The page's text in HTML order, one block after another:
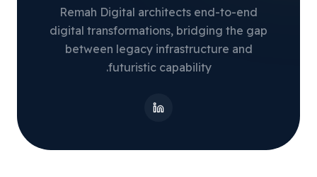
Remah Digital architects end-to-end
digital transformations, bridging the gap
between legacy infrastructure and
futuristic capability.